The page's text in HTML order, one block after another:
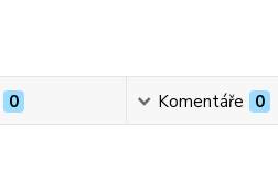
0 Komentáře 0